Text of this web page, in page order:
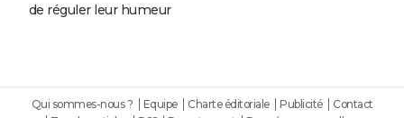
de réguler leur humeur
Qui sommes-nous ? Equipe Charte éditoriale Publicité
Contact